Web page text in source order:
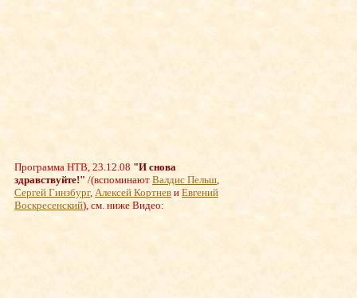
Программа НТВ, 23.12.08 "И снова
здравствуйте!" /(вспоминают Валдис Пельш,
Сергей Гинзбург, Алексей Кортнев и Евгений
Воскресенский), см. ниже Видео: